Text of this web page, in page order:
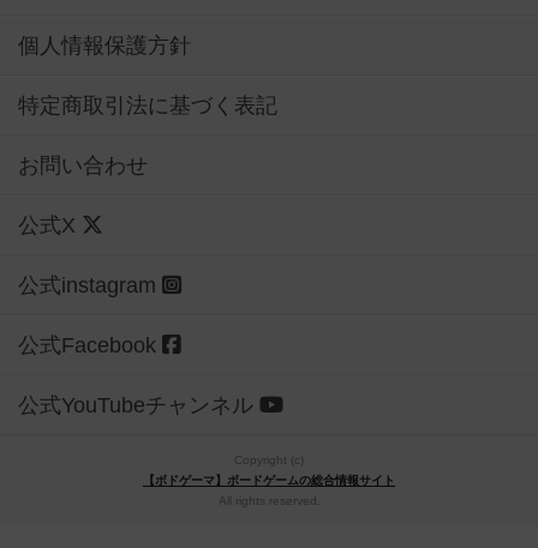
個人情報保護方針
特定商取引法に基づく表記
お問い合わせ
公式X
公式instagram
公式Facebook
公式YouTubeチャンネル
Copyright (c)
【ボドゲーマ】ボードゲームの総合情報サイト
All rights reserved.